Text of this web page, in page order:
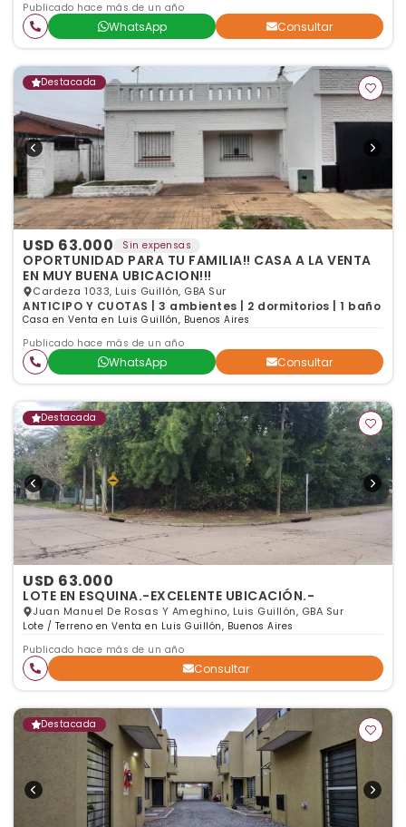
Publicado hace más de un año
WhatsApp Consultar
Destacada
USD 63.000 Sin expensas
OPORTUNIDAD PARA TU FAMILIA!! CASA A LA VENTA
EN MUY BUENA UBICACION!!!
Cardeza 1033, Luis Guillón, GBA Sur
ANTICIPO Y CUOTAS | 3 ambientes | 2 dormitorios | 1 baño
Casa en Venta en Luis Guillón, Buenos Aires
Publicado hace más de un año
WhatsApp Consultar
Destacada
USD 63.000
LOTE EN ESQUINA.-EXCELENTE UBICACIÓN.-
Juan Manuel De Rosas Y Ameghino, Luis Guillón, GBA Sur
Lote / Terreno en Venta en Luis Guillón, Buenos Aires
Publicado hace más de un año
Consultar
Destacada